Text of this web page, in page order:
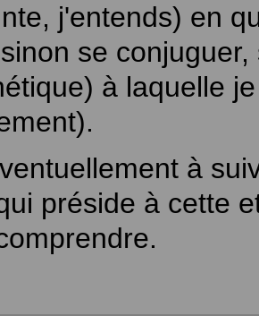
j'entends) en
se
à laquelle
à
préside à cette